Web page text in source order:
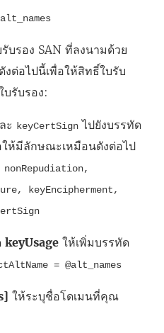
บรอง SAN ที่ลงนามด้วย
งต่อไปนี้เพื่อให้สิทธิ์ใบรับ
บรับรอง:
ะ keyCertSign ไปยังบรรทัด
ให้มีลักษณะเหมือนดังต่อไป
nonRepudiation,
keyEncipherment,
keyUsage ให้เพิ่มบรรทัด
= @alt_names
ให้ระบุชื่อโดเมนที่คุณ